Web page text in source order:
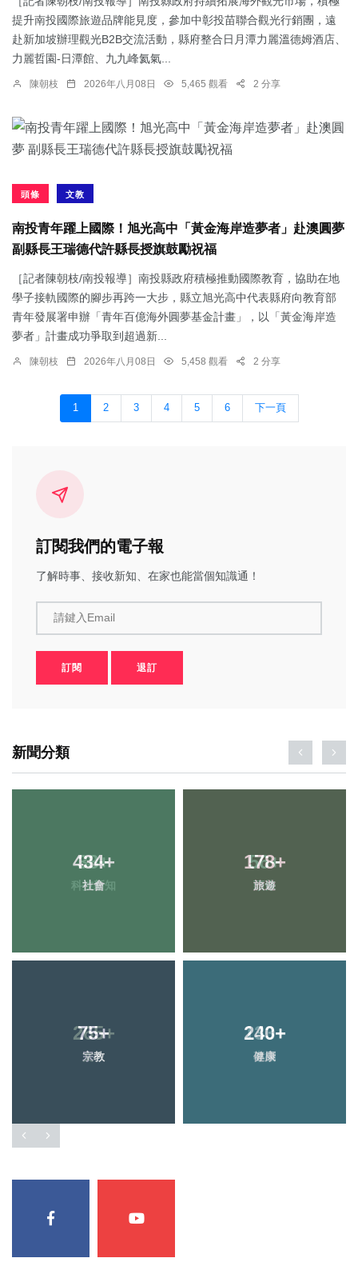
提升南投國際旅遊品牌能見度，參加中彰投苗聯合觀光行銷團，遠
赴新加坡辦理觀光B2B交流活動，縣府整合日月潭力麗溫德姆酒店、
力麗哲園-日潭館、九九峰氦氣...
陳朝枝 2026年八月08日 5,465 觀看 2 分享
頭條 文教
南投青年躍上國際！旭光高中「黃金海岸造夢者」赴澳圓夢
副縣長王瑞德代許縣長授旗鼓勵祝福
［記者陳朝枝/南投報導］南投縣政府積極推動國際教育，協助在地
學子接軌國際的腳步再跨一大步，縣立旭光高中代表縣府向教育部
青年發展署申辦「青年百億海外圓夢基金計畫」，以「黃金海岸造
夢者」計畫成功爭取到超過新...
陳朝枝 2026年八月08日 5,458 觀看 2 分享
1 2 3 4 5 6 下一頁
訂閱我們的電子報
了解時事、接收新知、在家也能當個知識通！
請鍵入Email
訂閱 退訂
新聞分類
434+
社會
178+
旅遊
75+
宗教
240+
健康